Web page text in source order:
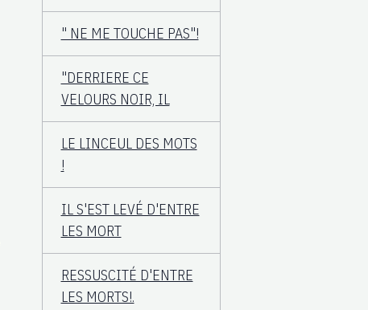
" NE ME TOUCHE PAS"!
"DERRIERE CE
VELOURS NOIR, IL
LE LINCEUL DES MOTS
!
IL S'EST LEVÉ D'ENTRE
LES MORT
RESSUSCITÉ D'ENTRE
LES MORTS!.